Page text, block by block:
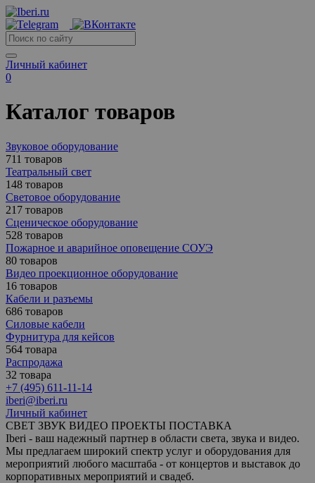
Личный кабинет
0
Каталог товаров
Звуковое оборудование
711 товаров
Театральный свет
148 товаров
Световое оборудование
217 товаров
Сценическое оборудование
528 товаров
Пожарное и аварийное оповещение СОУЭ
80 товаров
Видео проекционное оборудование
16 товаров
Кабели и разъемы
686 товаров
Силовые кабели
Фурнитура для кейсов
564 товара
Распродажа
32 товара
+7 (495) 611-11-14
iberi@iberi.ru
Личный кабинет
СВЕТ ЗВУК ВИДЕО ПРОЕКТЫ ПОСТАВКА
Iberi - ваш надежный партнер в области света, звука и видео.
Мы предлагаем широкий спектр услуг и оборудования для
мероприятий любого масштаба - от концертов и выставок до
корпоративных мероприятий и свадеб.